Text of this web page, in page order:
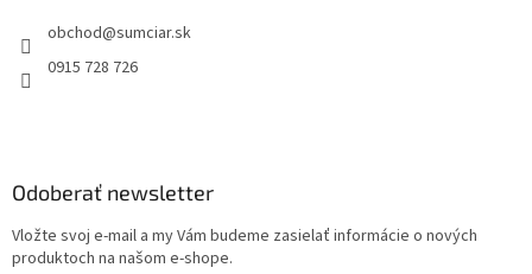
obchod@sumciar.sk
0915 728 726
Odoberať newsletter
Vložte svoj e-mail a my Vám budeme zasielať informácie o nových
produktoch na našom e-shope.